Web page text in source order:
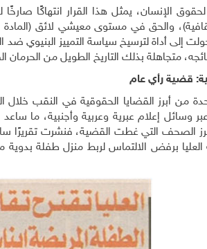
إلى أداة لترسيخ سياسة التمييز البنيوي
متجاهلة بذلك التاريخ الطويل من
قضية رأي عام
من أبرز القضايا الحقوقية في النقب خلال
وسائل إعلام عبرية وعربية وأجنبية، ما
الصحف التي غطت القضية، فنشرت تقريرًا
برفض الالتماس لربط منزل طفلة بدوية